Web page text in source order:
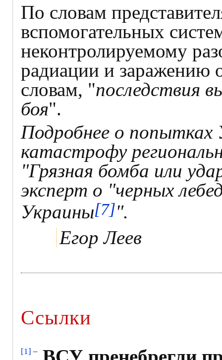
По словам
вспомогательных
неконтролируемому
радиации и заражению
словам, "последствия
боя".
Подробнее о попытках
катастрофу
"Грязная бомба или
эксперт о "черных
Украины[7]".
Егор Леев
Ссылки
[1] –